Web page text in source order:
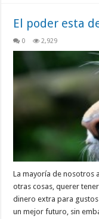
El poder esta
0 2,929
La mayoría de nosotros
otras cosas, querer
dinero extra para
un mejor futuro, sin